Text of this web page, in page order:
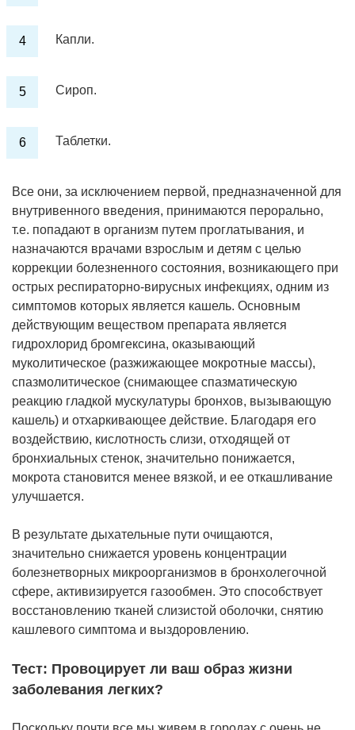
Капли.
Сироп.
Таблетки.
Все они, за исключением первой, предназначенной для
внутривенного введения, принимаются перорально,
т.е. попадают в организм путем проглатывания, и
назначаются врачами взрослым и детям с целью
коррекции болезненного состояния, возникающего при
острых респираторно-вирусных инфекциях, одним из
симптомов которых является кашель. Основным
действующим веществом препарата является
гидрохлорид бромгексина, оказывающий
муколитическое (разжижающее мокротные массы),
спазмолитическое (снимающее спазматическую
реакцию гладкой мускулатуры бронхов, вызывающую
кашель) и отхаркивающее действие. Благодаря его
воздействию, кислотность слизи, отходящей от
бронхиальных стенок, значительно понижается,
мокрота становится менее вязкой, и ее откашливание
улучшается.
В результате дыхательные пути очищаются,
значительно снижается уровень концентрации
болезнетворных микроорганизмов в бронхолегочной
сфере, активизируется газообмен. Это способствует
восстановлению тканей слизистой оболочки, снятию
кашлевого симптома и выздоровлению.
Тест: Провоцирует ли ваш образ жизни
заболевания легких?